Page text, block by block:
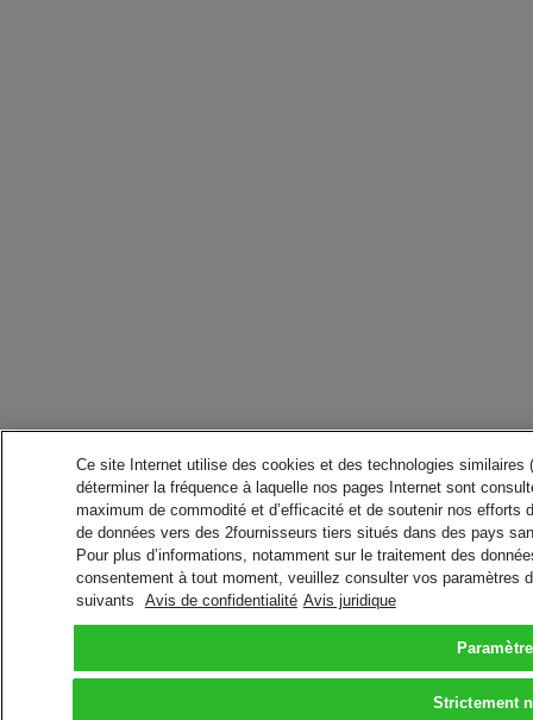
Ce site Internet utilise des cookies et des technologies
déterminer la fréquence à laquelle nos pages Internet sont
maximum de commodité et d’efficacité et de soutenir nos
de données vers des 2fournisseurs tiers situés dans des pays
Pour plus d’informations, notamment sur le traitement des
consentement à tout moment, veuillez consulter vos paramètres
suivants
Avis de confidentialité Avis juridique
Strictement